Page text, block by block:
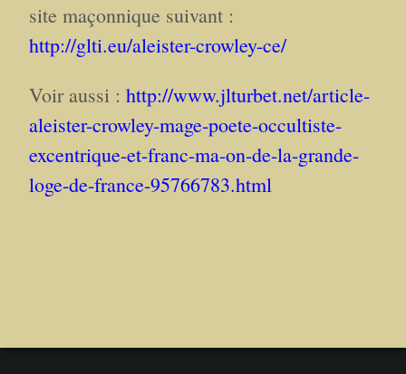
site maçonnique suivant :
http://glti.eu/aleister-crowley-ce/
Voir aussi : http://www.jlturbet.net/article-
aleister-crowley-mage-poete-occultiste-
excentrique-et-franc-ma-on-de-la-grande-
loge-de-france-95766783.html